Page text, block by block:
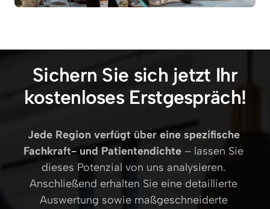
Sichern Sie sich jetzt Ihr
kostenloses Erstgespräch!
Jede Region verfügt über eine spezifische
Fachkraft- und Patientendichte – lassen Sie
dieses Potenzial von uns analysieren.
Anschließend erhalten Sie eine detaillierte
Auswertung sowie maßgeschneiderte